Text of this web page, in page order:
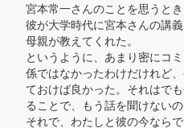
宮本常一さんのことを思うと
彼が大学時代に宮本さんの講
母親が教えてくれた。
というように、あまり密にコ
係ではなかったわけだけれど
ておけば良かった。それはで
ることで、もう話を聞けない
それで、わたしと彼の今なら